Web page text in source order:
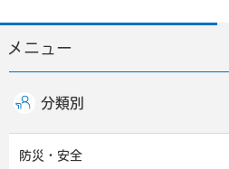
メニュー
分類別
防災・安全